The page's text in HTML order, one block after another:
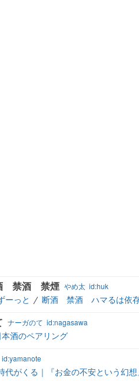
禁酒 禁煙 やめ太 id:huk
っと 断酒 禁酒 ハマるは依
ナーガのて id:nagasawa
本酒のペアリング
id:yamanote
がくる｜『お金の不安という幻想